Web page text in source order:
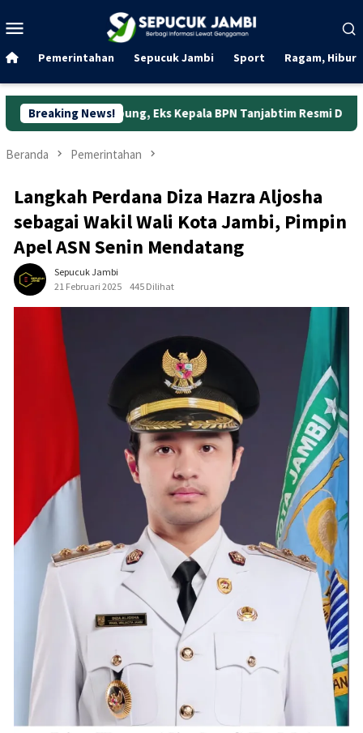
ke
Mobile
Pemerintahan Sepucuk Jambi Sport Ragam,
Breaking News!
Eks Kepala BPN Tanjabtim Resmi Ditahan Dunia
Beranda Pemerintahan
Langkah Perdana Diza Hazra Aljosha
sebagai Wakil Wali Kota Jambi, Pimpin
Apel ASN Senin Mendatang
Sepucuk Jambi
21 Februari 2025
445 Dilihat